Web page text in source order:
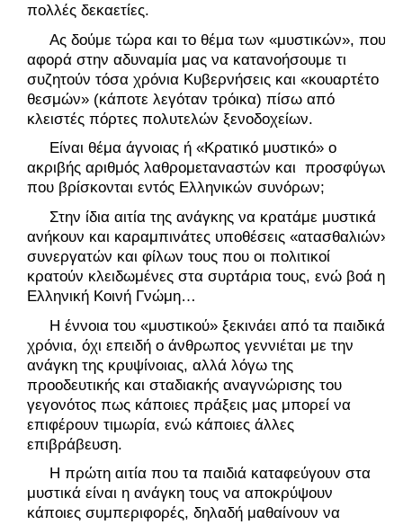
πολλές δεκαετίες.
Ας δούμε τώρα και το θέμα των «μυστικών», που
αφορά στην αδυναμία μας να κατανοήσουμε τι
συζητούν τόσα χρόνια Κυβερνήσεις και «κουαρτέτο
θεσμών» (κάποτε λεγόταν τρόικα) πίσω από
κλειστές πόρτες πολυτελών ξενοδοχείων.
Είναι θέμα άγνοιας ή «Κρατικό μυστικό» ο
ακριβής αριθμός λαθρομεταναστών και  προσφύγων
που βρίσκονται εντός Ελληνικών συνόρων;
Στην ίδια αιτία της ανάγκης να κρατάμε μυστικά
ανήκουν και καραμπινάτες υποθέσεις «ατασθαλιών»
συνεργατών και φίλων τους που οι πολιτικοί
κρατούν κλειδωμένες στα συρτάρια τους, ενώ βοά η
Ελληνική Κοινή Γνώμη…
Η έννοια του «μυστικού» ξεκινάει από τα παιδικά
χρόνια, όχι επειδή ο άνθρωπος γεννιέται με την
ανάγκη της κρυψίνοιας, αλλά λόγω της
προοδευτικής και σταδιακής αναγνώρισης του
γεγονότος πως κάποιες πράξεις μας μπορεί να
επιφέρουν τιμωρία, ενώ κάποιες άλλες
επιβράβευση.
Η πρώτη αιτία που τα παιδιά καταφεύγουν στα
μυστικά είναι η ανάγκη τους να αποκρύψουν
κάποιες συμπεριφορές, δηλαδή μαθαίνουν να